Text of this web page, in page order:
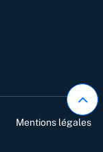
Mentions légales